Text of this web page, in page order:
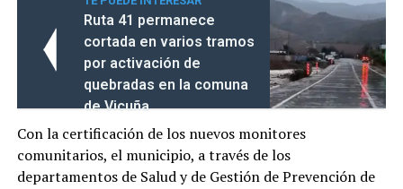
Ruta 41 permanece
cortada en varios tramos
por activación de
quebradas en la comuna
de Vicuña
Con la certificación de los nuevos monitores
comunitarios, el municipio, a través de los
departamentos de Salud y de Gestión de Prevención de